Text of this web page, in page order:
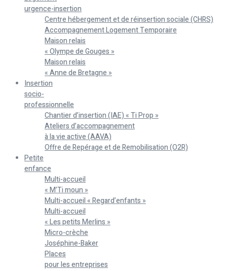
urgence-insertion
Centre hébergement et de réinsertion sociale (CHRS)
Accompagnement Logement Temporaire
Maison relais
« Olympe de Gouges »
Maison relais
« Anne de Bretagne »
Insertion
socio-
professionnelle
Chantier d’insertion (IAE) « Ti Prop »
Ateliers d’accompagnement
à la vie active (AAVA)
Offre de Repérage et de Remobilisation (O2R)
Petite
enfance
Multi-accueil
« M’Ti moun »
Multi-accueil « Regard’enfants »
Multi-accueil
« Les petits Merlins »
Micro-crèche
Joséphine-Baker
Places
pour les entreprises